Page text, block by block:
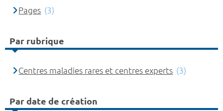
Pages (3)
Par rubrique
Centres maladies rares et centres experts (3)
Par date de création